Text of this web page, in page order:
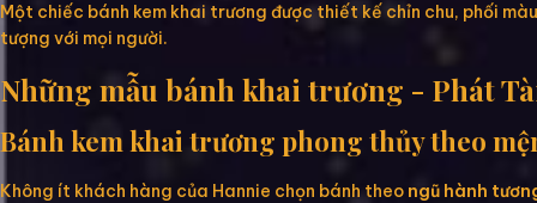
Một chiếc bánh kem khai trương được thiết kế chỉn chu, phối
tượng với mọi người.
Những mẫu bánh khai trương - Phát
Bánh kem khai trương phong thủy theo
Không ít khách hàng của Hannie chọn bánh theo ngũ hành